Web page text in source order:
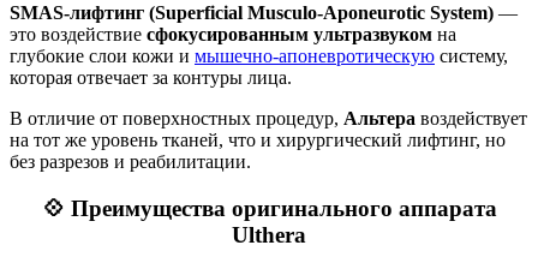
SMAS-лифтинг (Superficial Musculo-Aponeurotic System) —
это воздействие сфокусированным ультразвуком на
глубокие слои кожи и мышечно-апоневротическую систему,
которая отвечает за контуры лица.
В отличие от поверхностных процедур, Альтера воздействует
на тот же уровень тканей, что и хирургический лифтинг, но
без разрезов и реабилитации.
💠 Преимущества оригинального аппарата
Ulthera